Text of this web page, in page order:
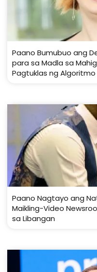
Paano Bumubuo ang
para sa Madla sa
Pagtuklas ng Algoritmo
Paano Nagtayo ang
Maikling-Video
sa Libangan